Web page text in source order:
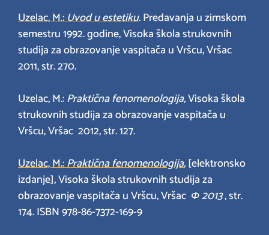
Uzelac, M.:Uvod u estetiku.Predavanja u zimskom
semestru 1992. godine, Visoka škola strukovnih
studija za obrazovanje vaspitača u Vršcu, Vršac
2011, str. 270.
Uzelac, M.:Praktična fenomenologija,Visoka škola
strukovnih studija za obrazovanje vaspitača u
Vršcu, Vršac 2012, str. 127.
Uzelac, M.:Praktična fenomenologija,[elektronsko
izdanje],Visoka škola strukovnih studija za
obrazovanje vaspitača u Vršcu, Vršac Ф2013, str.
174. ISBN 978-86-7372-169-9